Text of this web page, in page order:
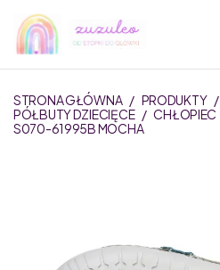
STRONA GŁÓWNA / PRODUKTY /
PÓŁBUTY DZIECIĘCE / CHŁOPIEC
S070-61995B MOCHA